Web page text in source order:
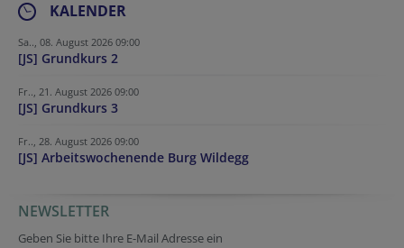
KALENDER
Sa.., 08. August 2026 09:00
[JS] Grundkurs 2
Fr.., 21. August 2026 09:00
[JS] Grundkurs 3
Fr.., 28. August 2026 09:00
[JS] Arbeitswochenende Burg Wildegg
URL
Verification code
Reference
Tracking ID
NEWSLETTER
Geben Sie bitte Ihre E-Mail Adresse ein